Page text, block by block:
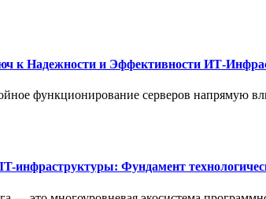
к Надежности и Эффективности ИТ-
функционирование серверов напрямую
инфраструктуры: Фундамент